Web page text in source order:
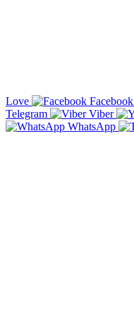
Love
Facebook
Telegram
Viber
WhatsApp